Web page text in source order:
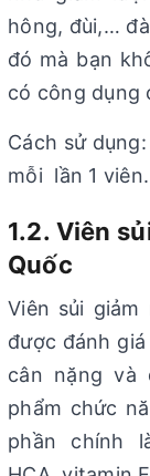
hông, đùi,…
đó mà bạn
có công dụng
Cách sử
mỗi lần 1 viên.
1.2. Viên
Quốc
Viên sủi
được đánh
cân nặng và
phẩm chức
phần chính